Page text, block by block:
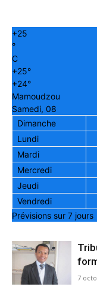
+25
°
C
+25°
+24°
Mamoudzou
Samedi, 08
Dimanche
Lundi
Mardi
Mercredi
Jeudi
Vendredi
Prévisions sur 7 jours
7